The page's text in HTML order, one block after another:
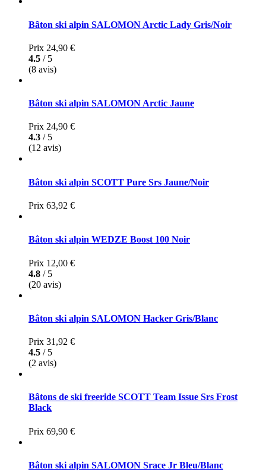
Bâton ski alpin SALOMON Arctic Lady Gris/Noir
Prix 24,90 €
4.5 / 5
(8 avis)
Bâton ski alpin SALOMON Arctic Jaune
Prix 24,90 €
4.3 / 5
(12 avis)
Bâton ski alpin SCOTT Pure Srs Jaune/Noir
Prix 63,92 €
Bâton ski alpin WEDZE Boost 100 Noir
Prix 12,00 €
4.8 / 5
(20 avis)
Bâton ski alpin SALOMON Hacker Gris/Blanc
Prix 31,92 €
4.5 / 5
(2 avis)
Bâtons de ski freeride SCOTT Team Issue Srs Frost
Black
Prix 69,90 €
Bâton ski alpin SALOMON Srace Jr Bleu/Blanc